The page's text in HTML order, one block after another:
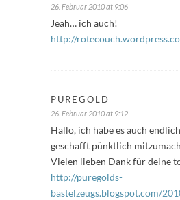
26. Februar 2010 at 9:06
Jeah… ich auch!
http://
PUREGOLD
26. Februar 2010 at 9:12
Hallo, ich habe es auch
geschafft pünktlich
Vielen lieben Dank für deine
http://puregolds-
bastelzeugs.blogspot.com/